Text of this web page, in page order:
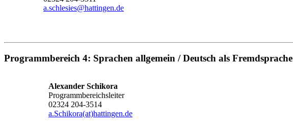
a.schlesies@hattingen.de
Programmbereich 4: Sprachen allgemein / Deutsch als Fremdsprache
Alexander Schikora
Programmbereichsleiter
02324 204-3514
a.Schikora(at)hattingen.de